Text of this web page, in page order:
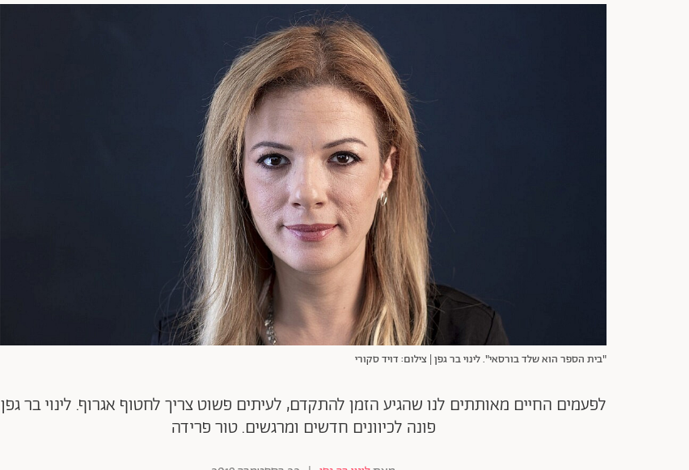
"בית הספר הוא שלד בורסאי". לינוי בר גפן | צילום: דויד סקורי
לפעמים החיים מאותתים לנו שהגיע הזמן להתקדם, לעיתים פשוט צריך לחטוף אגרוף. לינוי בר גפן
פונה לכיוונים חדשים ומרגשים. טור פרידה